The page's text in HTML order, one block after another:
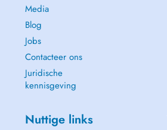
Media
Blog
Jobs
Contacteer ons
Juridische
kennisgeving
Nuttige links